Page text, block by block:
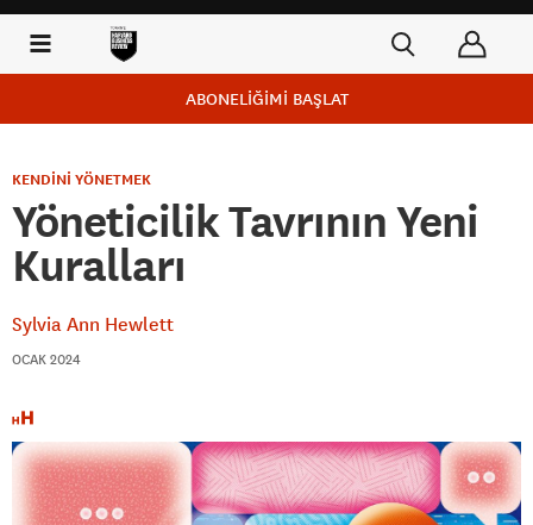
ABONELİĞİMİ BAŞLAT
KENDİNİ YÖNETMEK
Yöneticilik Tavrının Yeni
Kuralları
Sylvia Ann Hewlett
OCAK 2024